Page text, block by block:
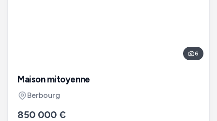
6
Maison mitoyenne
Berbourg
850 000 €